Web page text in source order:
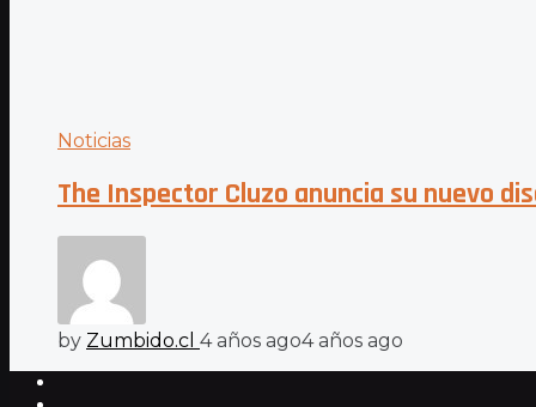
Noticias
The Inspector Cluzo anuncia su nuevo
by Zumbido.cl 4 años ago4 años ago